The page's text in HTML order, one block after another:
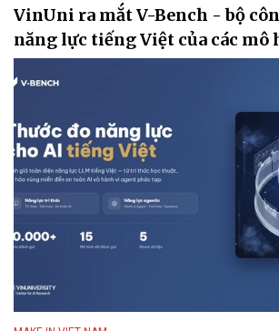
VinUni ra mắt V-Bench - bộ
năng lực tiếng Việt của các mô